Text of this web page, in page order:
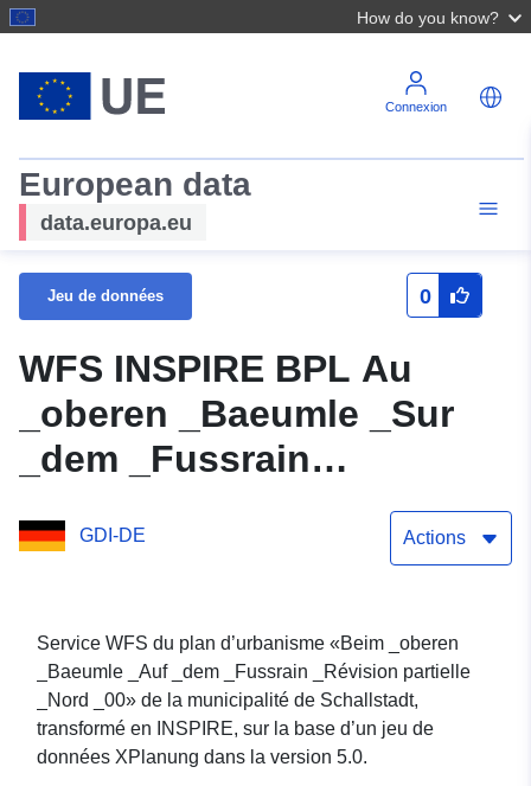
How do you know?
Connexion
European data
data.europa.eu
Jeu de données 0
WFS INSPIRE BPL Au
_oberen _Baeumle _Sur
_dem _Fussrain
_Réédition partielle _Nord
_00GDI-DE Actions
Service WFS du plan d’urbanisme «Beim _oberen
_Baeumle _Auf _dem _Fussrain _Révision partielle
_Nord _00» de la municipalité de Schallstadt,
transformé en INSPIRE, sur la base d’un jeu de
données XPlanung dans la version 5.0.